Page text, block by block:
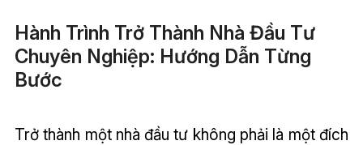
Hành Trình Trở Thành Nhà Đầu Tư
Chuyên Nghiệp: Hướng Dẫn Từng
Bước
Trở thành một nhà đầu tư không phải là một đích